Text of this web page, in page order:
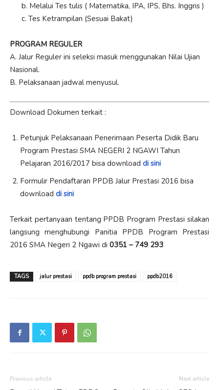
b. Melalui Tes tulis ( Matematika, IPA, IPS, Bhs. Inggris )
c. Tes Ketrampilan (Sesuai Bakat)
PROGRAM REGULER
A. Jalur Reguler ini seleksi masuk menggunakan Nilai Ujian
Nasional.
B. Pelaksanaan jadwal menyusul.
Download Dokumen terkait :
Petunjuk Pelaksanaan Penerimaan Peserta Didik Baru
Program Prestasi SMA NEGERI 2 NGAWI Tahun
Pelajaran 2016/2017 bisa download di sini
Formulir Pendaftaran PPDB Jalur Prestasi 2016 bisa
download di sini
Terkait pertanyaan tentang PPDB Program Prestasi silakan
langsung menghubungi Panitia PPDB Program Prestasi
2016 SMA Negeri 2 Ngawi di 0351 – 749 293
TAGS jalur prestasi ppdb program prestasi ppdb2016
Previous article Next article